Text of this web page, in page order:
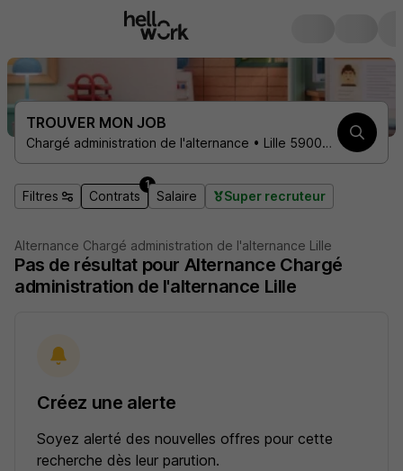
TROUVER MON JOB
Chargé administration de l'alternance • Lille 59000 • 1 contrat
Filtres Contrats
1
Salaire Super recruteur
Alternance Chargé administration de l'alternance Lille
Pas de résultat pour Alternance Chargé
administration de l'alternance Lille
Créez une alerte
Soyez alerté des nouvelles offres pour cette
recherche dès leur parution.